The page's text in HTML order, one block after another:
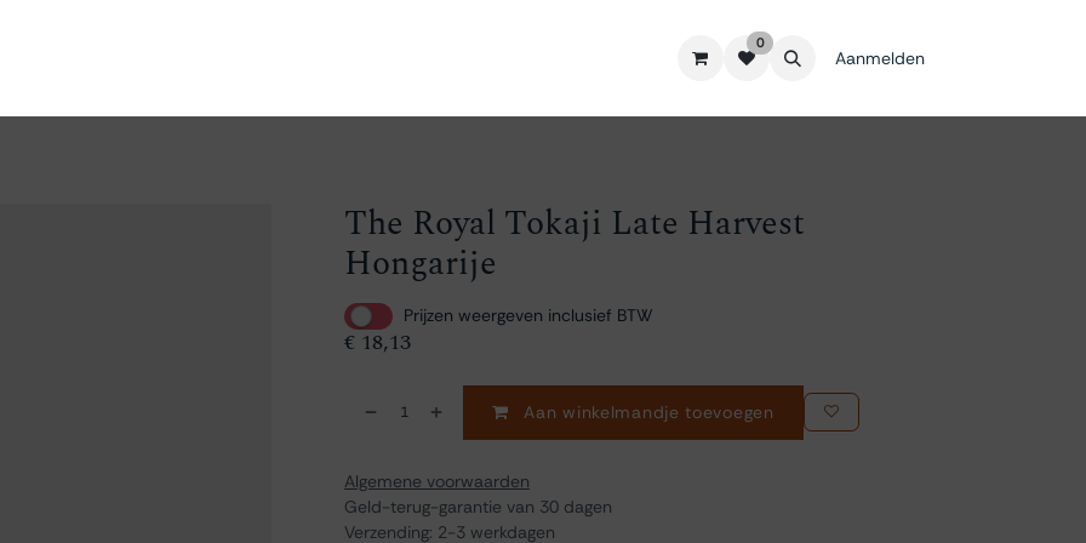
0
Aanmelden
The Royal Tokaji Late Harvest
Hongarije
Prijzen weergeven inclusief BTW
€ 18,13
Aan winkelmandje toevoegen
Algemene voorwaarden
Geld-terug-garantie van 30 dagen
Verzending: 2-3 werkdagen